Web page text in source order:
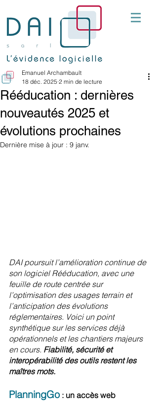
Rééducation : dernières
nouveautés 2025 et
évolutions prochaines
Emanuel Archambault
18 déc. 2025 2 min de lecture
Dernière mise à jour : 9 janv.
DAI poursuit l’amélioration continue de
son logiciel Rééducation, avec une
feuille de route centrée sur
l’optimisation des usages terrain et
l’anticipation des évolutions
réglementaires. Voici un point
synthétique sur les services déjà
opérationnels et les chantiers majeurs
en cours. Fiabilité, sécurité et
interopérabilité des outils restent les
maîtres mots.
PlanningGo : un accès web